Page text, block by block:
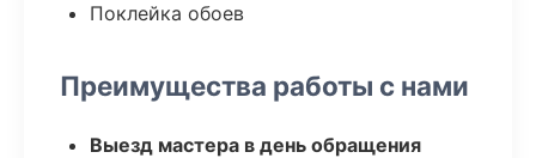
Поклейка обоев
Преимущества работы с нами
Выезд мастера в день обращения